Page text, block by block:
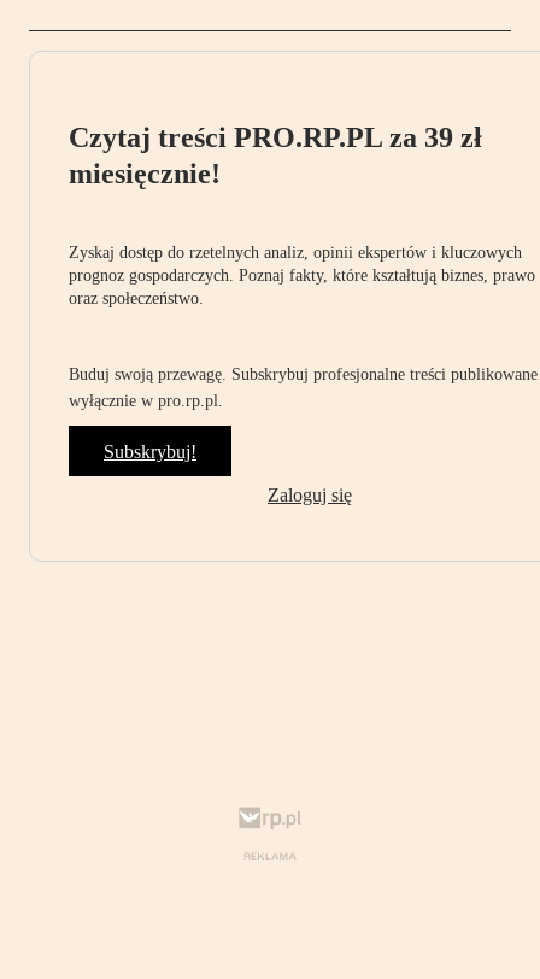
Czytaj treści PRO.RP.PL za 39 zł
miesięcznie!
Zyskaj dostęp do rzetelnych analiz, opinii ekspertów i kluczowych
prognoz gospodarczych. Poznaj fakty, które kształtują biznes, prawo
oraz społeczeństwo.
Buduj swoją przewagę. Subskrybuj profesjonalne treści publikowane
wyłącznie w pro.rp.pl.
Subskrybuj!
Zaloguj się